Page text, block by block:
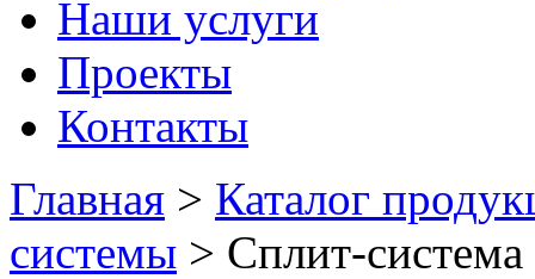
Наши услуги
Проекты
Контакты
Главная > Каталог
системы > Сплит-